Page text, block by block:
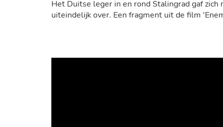
Het Duitse leger in en rond Stalingrad gaf zich
uiteindelijk over. Een fragment uit de film